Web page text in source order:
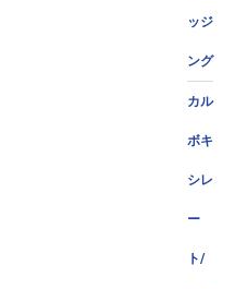
ッジ
ング
カル
ボキ
シレ
ー
ト/